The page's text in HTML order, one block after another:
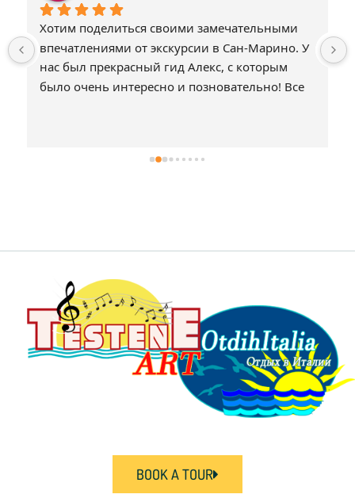
Хотим поделиться своими замечательными
впечатлениями от экскурсии в Сан-Марино. У
нас был прекрасный гид Алекс, с которым
было очень интересно и позновательно! Все
BOOK A TOUR